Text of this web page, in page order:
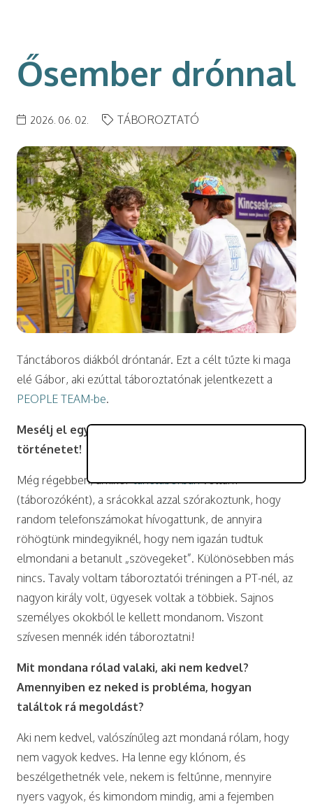
Ősember drónnal
2026. 06. 02. TÁBOROZTATÓ
Tánctáboros diákból dróntanár. Ezt a célt tűzte ki maga
elé Gábor, aki ezúttal táboroztatónak jelentkezett a
PEOPLE TEAM-be.
Mesélj el egy számodra különleges tábori
történetet!
Még régebben, amikortánctáborbanvoltam
(táborozóként), a srácokkal azzal szórakoztunk, hogy
random telefonszámokat hívogattunk, de annyira
röhögtünk mindegyiknél, hogy nem igazán tudtuk
elmondani a betanult „szövegeket”. Különösebben más
nincs. Tavaly voltam táboroztatói tréningen a PT-nél, az
nagyon király volt, ügyesek voltak a többiek. Sajnos
személyes okokból le kellett mondanom. Viszont
szívesen mennék idén táboroztatni!
Mit mondana rólad valaki, aki nem kedvel?
Amennyiben ez neked is probléma, hogyan
találtok rá megoldást?
Aki nem kedvel, valószínűleg azt mondaná rólam, hogy
nem vagyok kedves. Ha lenne egy klónom, és
beszélgethetnék vele, nekem is feltűnne, mennyire
nyers vagyok, és kimondom mindig, ami a fejemben